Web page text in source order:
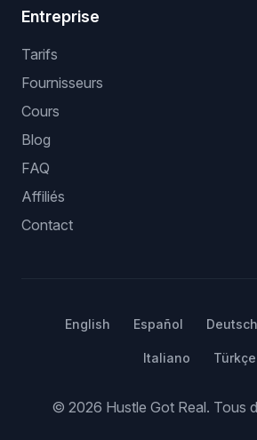
Entreprise
Tarifs
Fournisseurs
Cours
Blog
FAQ
Affiliés
Contact
English Español Deutsch
Italiano Türkçe
© 2026 Hustle Got Real. Tous